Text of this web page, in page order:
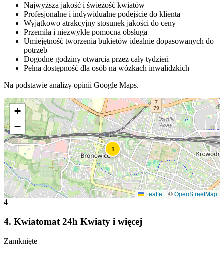
Najwyższa jakość i świeżość kwiatów
Profesjonalne i indywidualne podejście do klienta
Wyjątkowo atrakcyjny stosunek jakości do ceny
Przemiła i niezwykle pomocna obsługa
Umiejętność tworzenia bukietów idealnie dopasowanych do
potrzeb
Dogodne godziny otwarcia przez cały tydzień
Pełna dostępność dla osób na wózkach inwalidzkich
Na podstawie analizy opinii Google Maps.
1
+
−
Leaflet | ©OpenStreetMap
4
4. Kwiatomat 24h Kwiaty i więcej
Zamknięte